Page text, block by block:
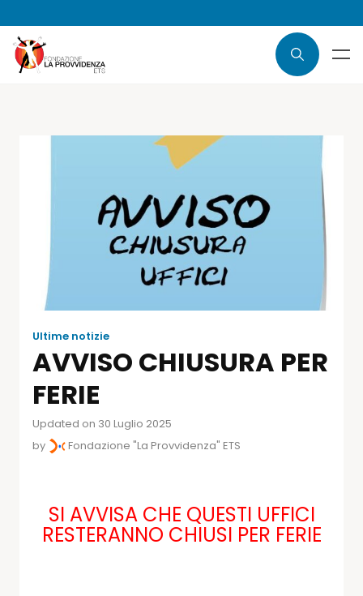
Ultime notizie
AVVISO CHIUSURA PER
FERIE
Updated on 30 Luglio 2025
by
Fondazione "La Provvidenza" ETS
SI AVVISA CHE QUESTI UFFICI
RESTERANNO CHIUSI PER FERIE